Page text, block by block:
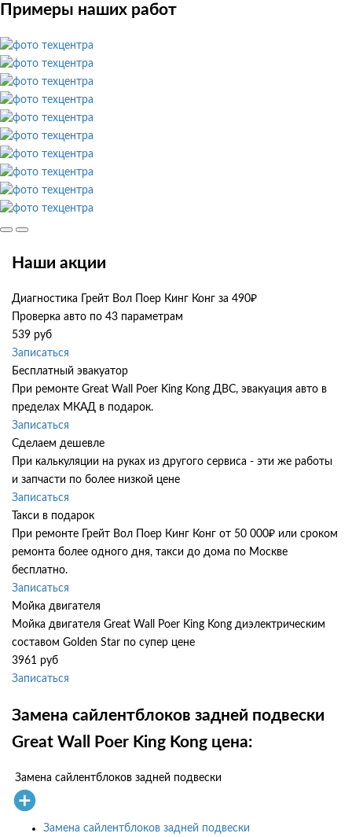
Примеры наших работ
Наши акции
Диагностика Грейт Вол Поер Кинг Конг за 490₽
Проверка авто по 43 параметрам
539 руб
Записаться
Бесплатный эвакуатор
При ремонте Great Wall Poer King Kong ДВС, эвакуация авто в
пределах МКАД в подарок.
Записаться
Сделаем дешевле
При калькуляции на руках из другого сервиса - эти же работы
и запчасти по более низкой цене
Записаться
Такси в подарок
При ремонте Грейт Вол Поер Кинг Конг от 50 000₽ или сроком
ремонта более одного дня, такси до дома по Москве
бесплатно.
Записаться
Мойка двигателя
Мойка двигателя Great Wall Poer King Kong диэлектрическим
составом Golden Star по супер цене
3961 руб
Записаться
Замена сайлентблоков задней подвески
Great Wall Poer King Kong цена:
Замена сайлентблоков задней подвески
Замена сайлентблоков задней подвески